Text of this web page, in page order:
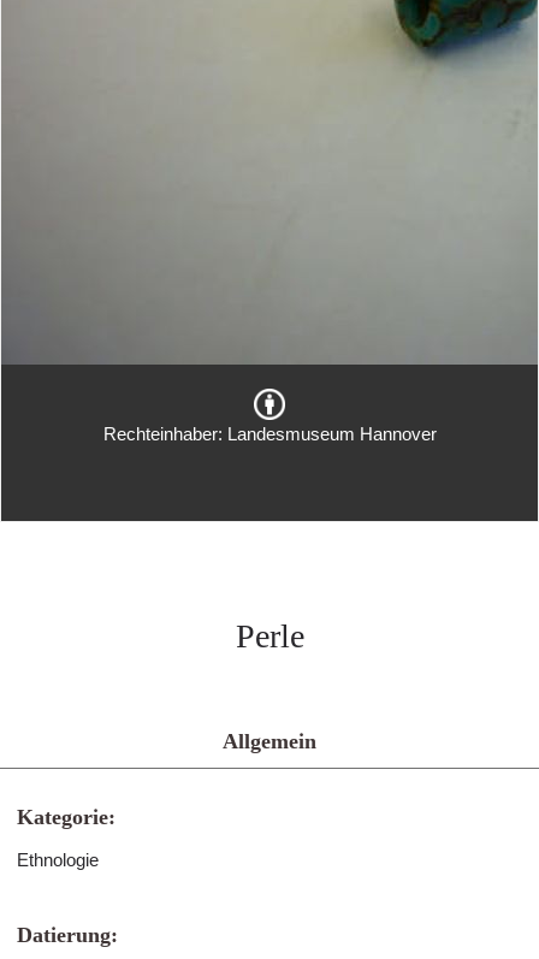
Rechteinhaber: Landesmuseum Hannover
Perle
Allgemein
Kategorie:
Ethnologie
Datierung: